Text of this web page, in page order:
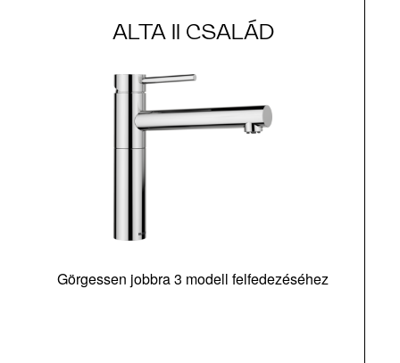
ALTA II CSALÁD
Görgessen jobbra 3 modell felfedezéséhez